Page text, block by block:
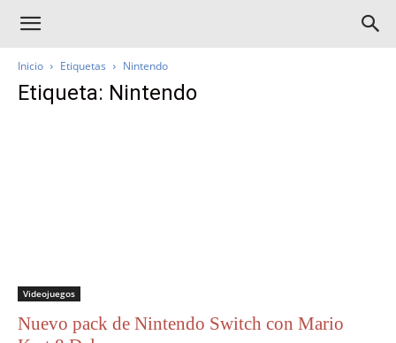
Inicio Etiquetas Nintendo
Etiqueta: Nintendo
Videojuegos
Nuevo pack de Nintendo Switch con Mario